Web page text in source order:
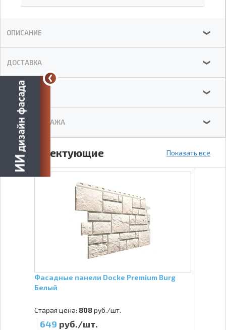
ОПИСАНИЕ ❯
ДОСТАВКА ❯
ОТЗЫВЫ ❯
СХЕМА МОНТАЖА ❯
Комплектующие Показать все
Фасадные панели Docke Premium Burg
Белый
Старая цена: 808руб./шт.
649 руб./шт.